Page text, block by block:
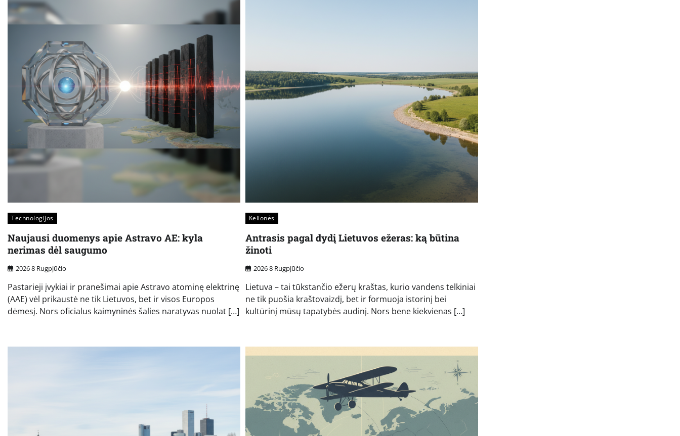
Technologijos
Naujausi duomenys apie Astravo AE: kyla
nerimas dėl saugumo
2026 8 Rugpjūčio
Pastarieji įvykiai ir pranešimai apie Astravo atominę elektrinę
(AAE) vėl prikaustė ne tik Lietuvos, bet ir visos Europos
dėmesį. Nors oficialus kaimyninės šalies naratyvas nuolat […]
Kelionės
Antrasis pagal dydį Lietuvos ežeras: ką būtina
žinoti
2026 8 Rugpjūčio
Lietuva – tai tūkstančio ežerų kraštas, kurio vandens telkiniai
ne tik puošia kraštovaizdį, bet ir formuoja istorinį bei
kultūrinį mūsų tapatybės audinį. Nors bene kiekvienas […]